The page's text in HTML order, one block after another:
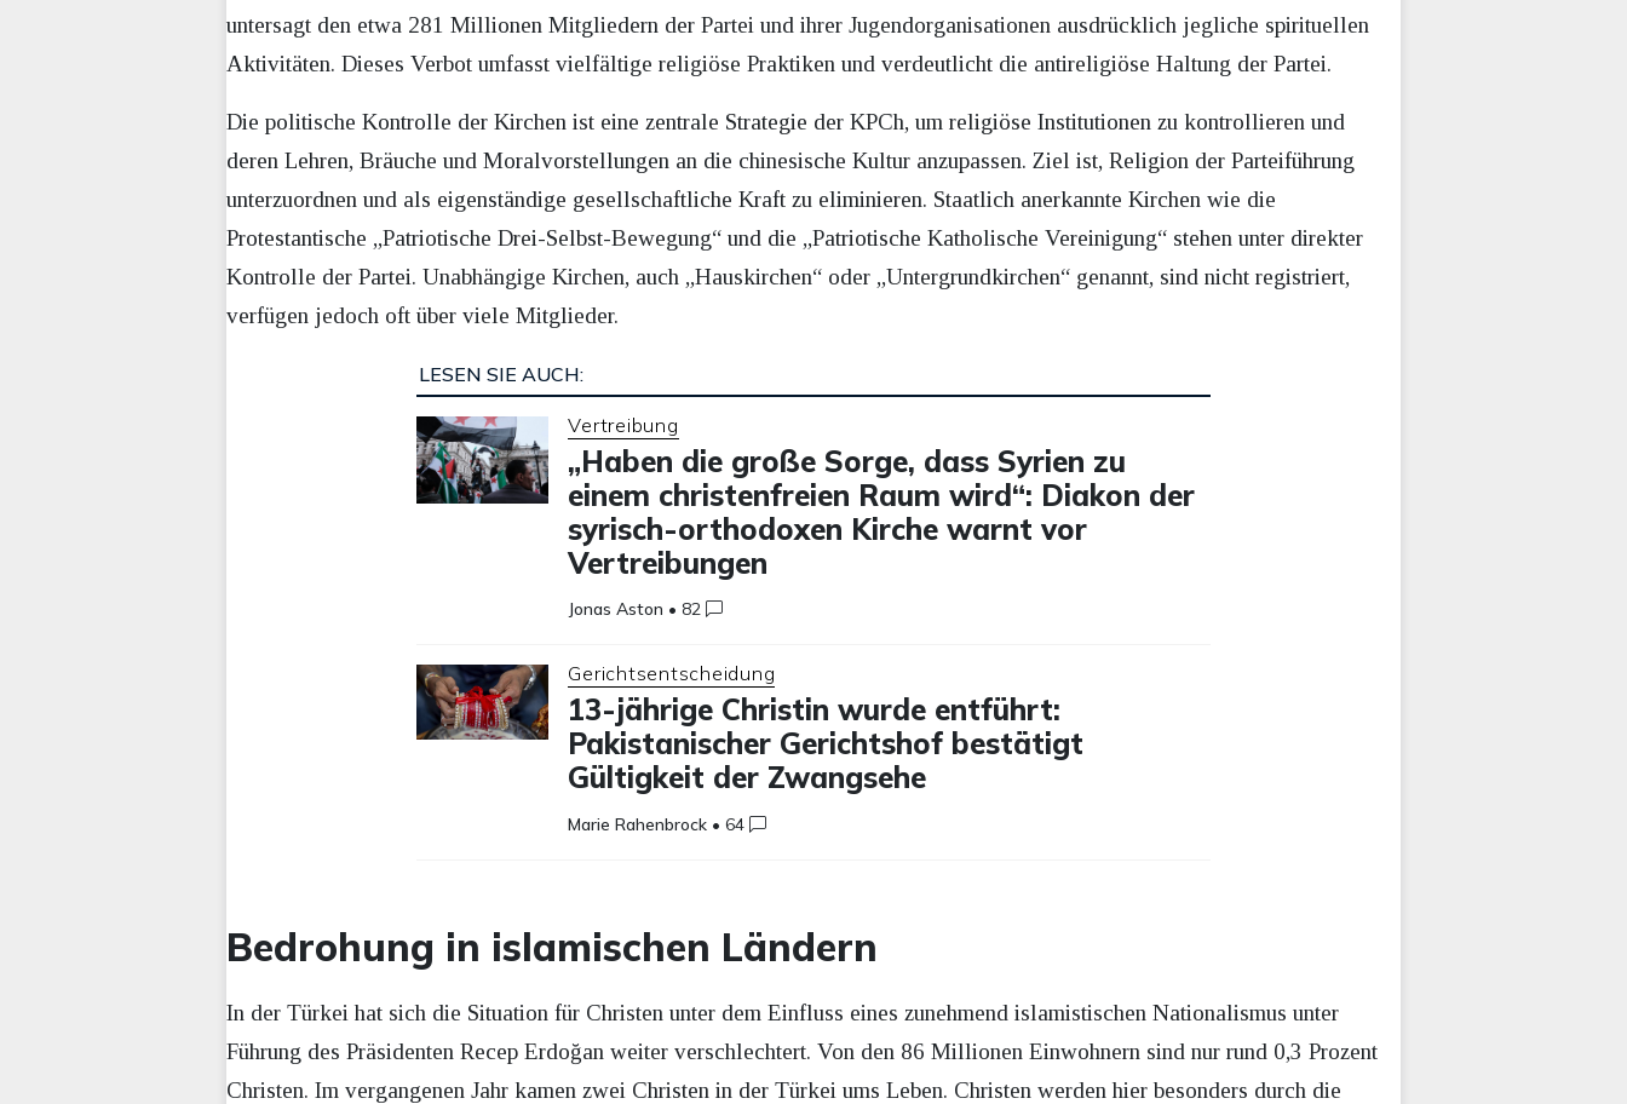
untersagt den etwa 281 Millionen Mitgliedern der Partei und ihrer Jugendorganisationen ausdrücklich jegliche spirituellen
Aktivitäten. Dieses Verbot umfasst vielfältige religiöse Praktiken und verdeutlicht die antireligiöse Haltung der Partei.
Die politische Kontrolle der Kirchen ist eine zentrale Strategie der KPCh, um religiöse Institutionen zu kontrollieren und
deren Lehren, Bräuche und Moralvorstellungen an die chinesische Kultur anzupassen. Ziel ist, Religion der Parteiführung
unterzuordnen und als eigenständige gesellschaftliche Kraft zu eliminieren. Staatlich anerkannte Kirchen wie die
Protestantische „Patriotische Drei-Selbst-Bewegung“ und die „Patriotische Katholische Vereinigung“ stehen unter direkter
Kontrolle der Partei. Unabhängige Kirchen, auch „Hauskirchen“ oder „Untergrundkirchen“ genannt, sind nicht registriert,
verfügen jedoch oft über viele Mitglieder.
LESEN SIE AUCH:
Vertreibung
„Haben die große Sorge, dass Syrien zu
einem christenfreien Raum wird“: Diakon der
syrisch-orthodoxen Kirche warnt vor
Vertreibungen
Jonas Aston • 82
Gerichtsentscheidung
13-jährige Christin wurde entführt:
Pakistanischer Gerichtshof bestätigt
Gültigkeit der Zwangsehe
Marie Rahenbrock •64
Bedrohung in islamischen Ländern
In der Türkei hat sich die Situation für Christen unter dem Einfluss eines zunehmend islamistischen Nationalismus unter
Führung des Präsidenten Recep Erdoğan weiter verschlechtert. Von den 86 Millionen Einwohnern sind nur rund 0,3 Prozent
Christen. Im vergangenen Jahr kamen zwei Christen in der Türkei ums Leben. Christen werden hier besonders durch die